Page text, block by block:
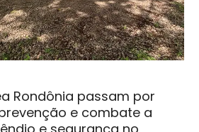
Rondônia passam por
e combate a